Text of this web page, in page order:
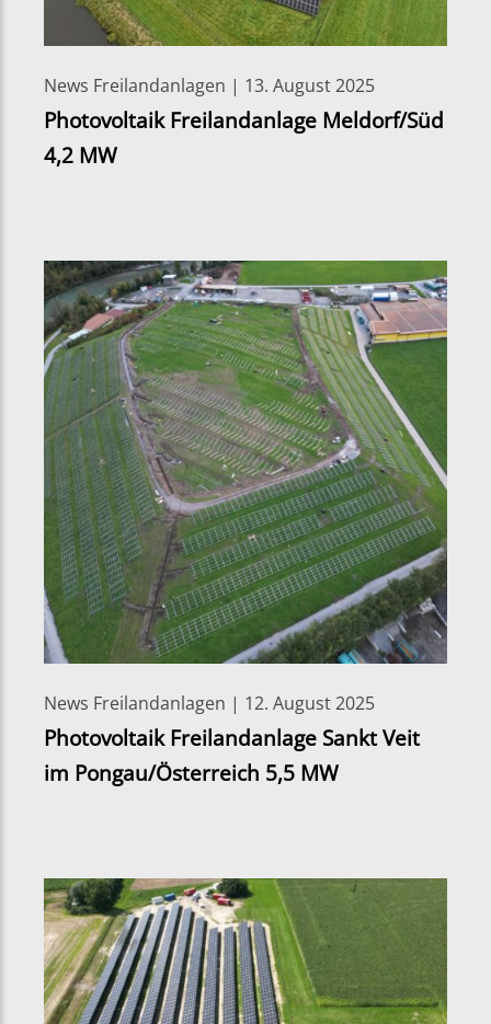
News Freilandanlagen | 13. August 2025
Photovoltaik Freilandanlage Meldorf/Süd
4,2 MW
News Freilandanlagen | 12. August 2025
Photovoltaik Freilandanlage Sankt Veit
im Pongau/Österreich 5,5 MW